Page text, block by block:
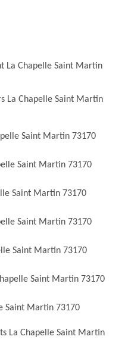
La Chapelle Saint Martin
La Chapelle Saint Martin
Saint Martin 73170
Saint Martin 73170
Saint Martin 73170
Saint Martin 73170
Saint Martin 73170
Saint Martin 73170
Saint Martin 73170
La Chapelle Saint Martin